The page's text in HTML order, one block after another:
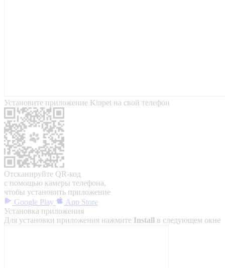
Установите приложение Kinpet на свой телефон
Отсканируйте QR-код
с помощью камеры телефона,
чтобы установить приложение
Google Play
App Store
Установка приложения
Для установки приложения нажмите Install в следующем окне